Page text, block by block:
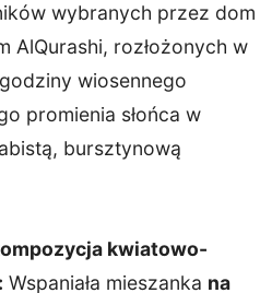
wybranych przez dom
AlQurashi, rozłożonych w
wiosennego
promienia słońca w
bursztynową
kwiatowo-
Wspaniała mieszanka na